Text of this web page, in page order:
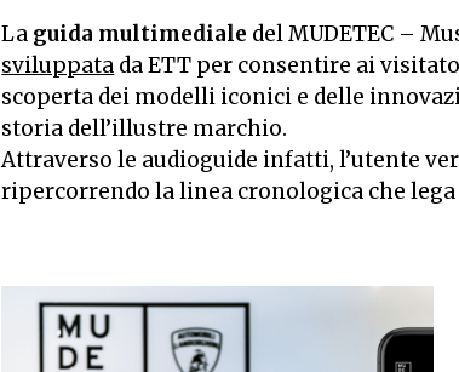
La guida multimediale del MUDETEC –
sviluppata da ETT per consentire ai
scoperta dei modelli iconici e delle
storia dell’illustre marchio.
Attraverso le audioguide infatti, l’utente
ripercorrendo la linea cronologica che